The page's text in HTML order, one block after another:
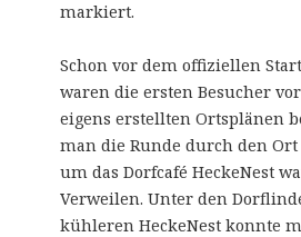
markiert.
Schon vor dem offiziellen
waren die ersten Besucher
eigens erstellten Ortsplänen
man die Runde durch den
um das Dorfcafé HeckeNest
Verweilen. Unter den
kühleren HeckeNest konnte